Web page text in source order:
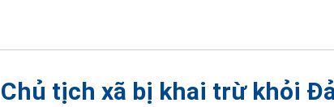
Chủ tịch xã bị khai trừ khỏi